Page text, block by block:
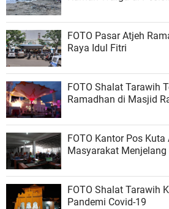
FOTO Pasar Atjeh
Raya Idul Fitri
FOTO Shalat Tarawih
Ramadhan di Masjid
FOTO Kantor Pos
Masyarakat Menjelang
FOTO Shalat Tarawih
Pandemi Covid-19